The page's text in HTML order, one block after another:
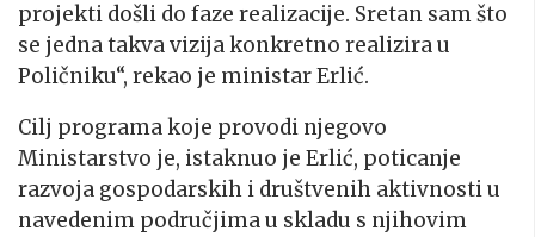
projekti došli do faze realizacije. Sretan sam što
se jedna takva vizija konkretno realizira u
Poličniku“, rekao je ministar Erlić.
Cilj programa koje provodi njegovo
Ministarstvo je, istaknuo je Erlić, poticanje
razvoja gospodarskih i društvenih aktivnosti u
navedenim područjima u skladu s njihovim